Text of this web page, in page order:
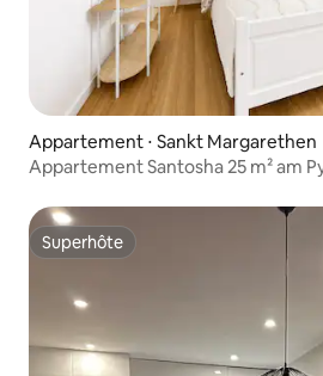
Appartement ⋅ Sankt Margarethen
Appartement Santosha 25 m² am
Superhôte
Superhôte